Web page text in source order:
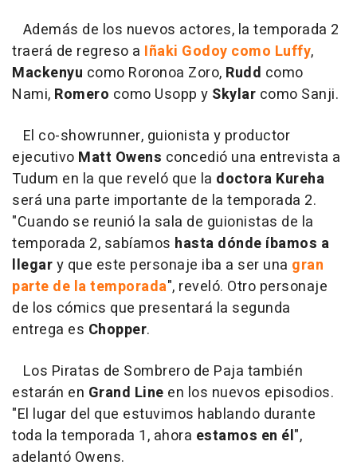
Además de los nuevos actores, la temporada 2
traerá de regreso a Iñaki Godoy como Luffy,
Mackenyu como Roronoa Zoro, Rudd como
Nami, Romero como Usopp y Skylar como Sanji.
El co-showrunner, guionista y productor
ejecutivo Matt Owens concedió una entrevista a
Tudum en la que reveló que la doctora Kureha
será una parte importante de la temporada 2.
"Cuando se reunió la sala de guionistas de la
temporada 2, sabíamos hasta dónde íbamos a
llegary que este personaje iba a ser una gran
parte de la temporada", reveló. Otro personaje
de los cómics que presentará la segunda
entrega es Chopper.
Los Piratas de Sombrero de Paja también
estarán en Grand Line en los nuevos episodios.
"El lugar del que estuvimos hablando durante
toda la temporada 1, ahora estamos en él",
adelantó Owens.